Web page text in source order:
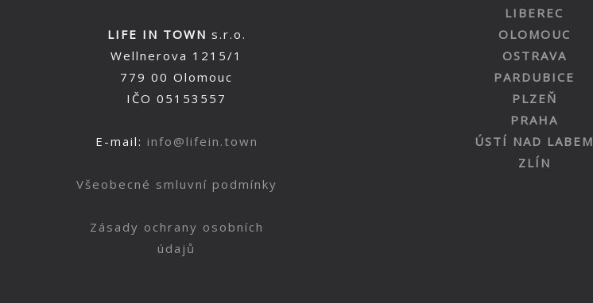
LIFE IN TOWN s.r.o.
Wellnerova 1215/1
779 00 Olomouc
IČO 05153557
E-mail: info@lifein.town
Všeobecné smluvní podmínky
Zásady ochrany osobních
údajů
LIBEREC
OLOMOUC
OSTRAVA
PARDUBICE
PLZEŇ
PRAHA
ÚSTÍ NAD LABEM
ZLÍN